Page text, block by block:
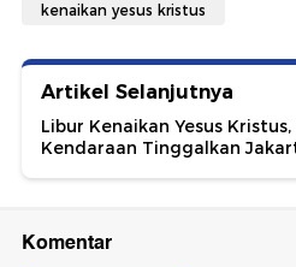
kenaikan yesus kristus
Artikel Selanjutnya
Libur Kenaikan Yesus
Kendaraan Tinggalkan